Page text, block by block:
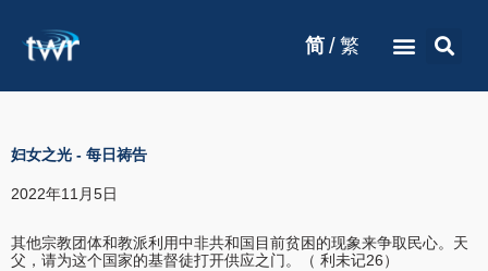
简 / 繁
妇女之光 - 每日祷告
2022年11月5日
其他宗教团体和教派利用中非共和国目前贫困的现象来争取民心。天
父，请为这个国家的基督徒打开供应之门。（ 利未记26）